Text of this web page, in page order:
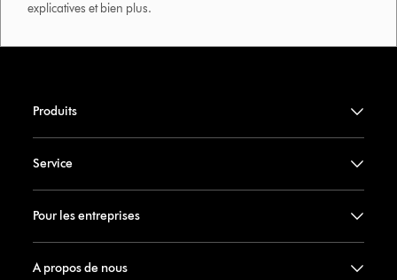
explicatives et bien plus.​
Produits
Service
Pour les entreprises
A propos de nous